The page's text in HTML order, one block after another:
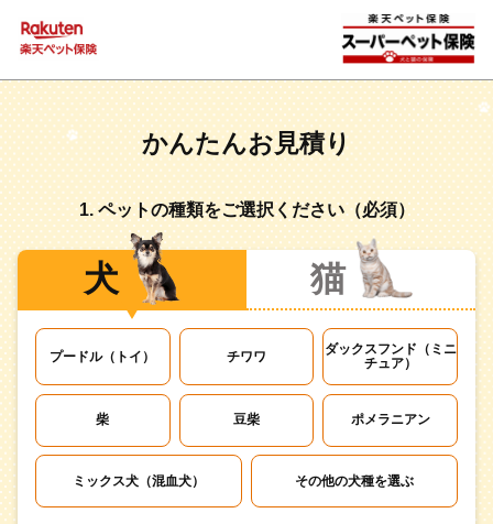
かんたんお見積り
1. ペットの種類をご選択ください（必須）
犬 猫
プードル（トイ） チワワ
ダックスフンド（ミニ
チュア）
柴 豆柴 ポメラニアン
ミックス犬（混血犬） その他の犬種を選ぶ